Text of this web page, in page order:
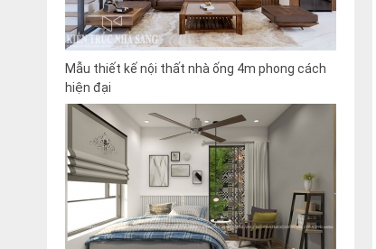
Mẫu thiết kế nội thất nhà ống 4m phong cách
hiện đại